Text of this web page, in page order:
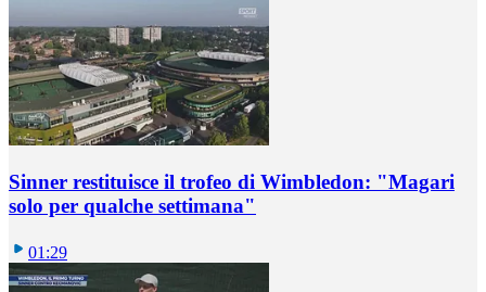
Sinner restituisce il trofeo di Wimbledon: "Magari
solo per qualche settimana"
01:29